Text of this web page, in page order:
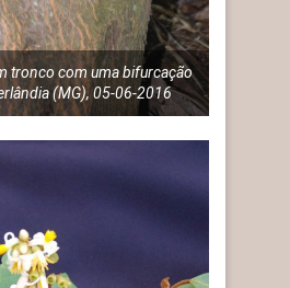
tronco com uma bifurcação
(MG), 05-06-2016